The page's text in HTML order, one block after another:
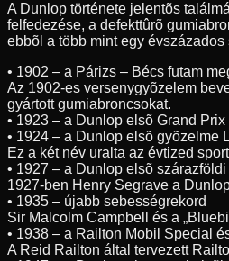
A Dunlop története jelentõs
felfedezése, a defekttûrõ
ebbõl a több mint egy
• 1902 – a Párizs – Bécs futam
Az 1902-es versenygyõzelem
gyártott gumiabroncsokat.
• 1923 – a Dunlop elsõ Grand
• 1924 – a Dunlop elsõ gyõzelme
Ez a két név uralta az évtized
• 1927 – a Dunlop elsõ
1927-ben Henry Segrave a
• 1935 – újabb sebességrekord
Sir Malcolm Campbell és a
• 1938 – a Railton Mobil Special
A Reid Railton által tervezett